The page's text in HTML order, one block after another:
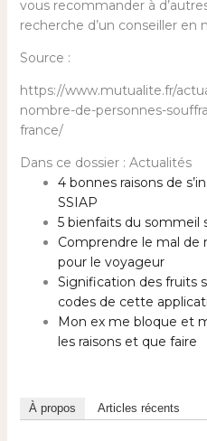
vous recommander à
recherche d’un conseiller en
Source :
https://www.mutualite.fr/
nombre-de-personnes-
france/
Dans ce dossier : Actualités
4 bonnes raisons de
SSIAP
5 bienfaits du sommeil
Comprendre le mal de
pour le voyageur
Signification des fruits
codes de cette
Mon ex me bloque et
les raisons et que faire
À propos Articles récents